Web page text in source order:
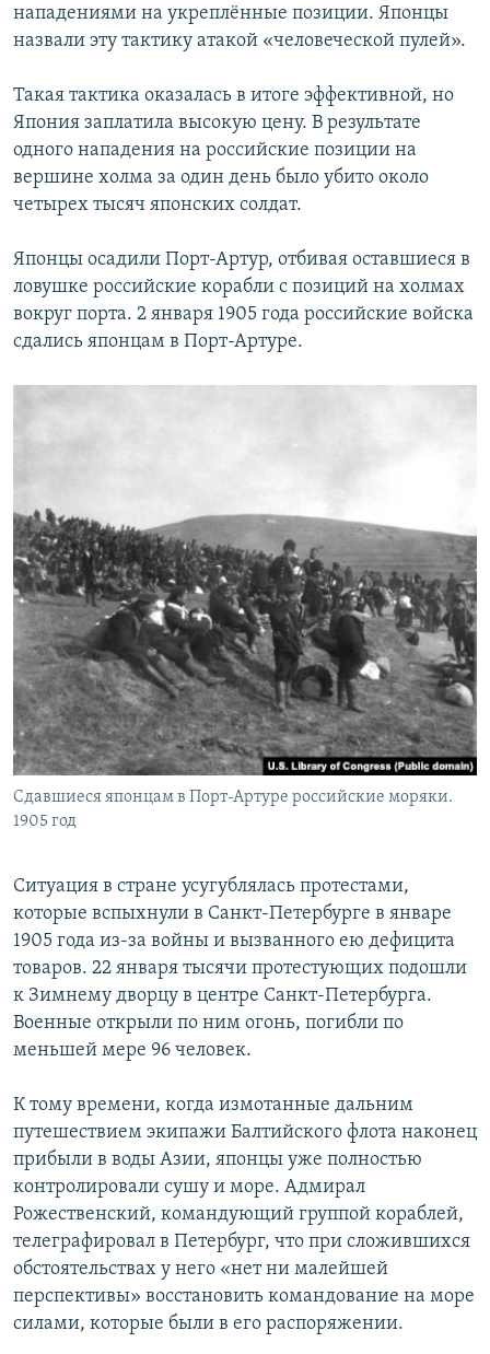
нападениями на укреплённые позиции. Японцы
назвали эту тактику атакой «человеческой пулей».
Такая тактика оказалась в итоге эффективной, но
Япония заплатила высокую цену. В результате
одного нападения на российские позиции на
вершине холма за один день было убито около
четырех тысяч японских солдат.
Японцы осадили Порт-Артур, отбивая оставшиеся в
ловушке российские корабли с позиций на холмах
вокруг порта. 2 января 1905 года российские войска
сдались японцам в Порт-Артуре.
Сдавшиеся японцам в Порт-Артуре российские моряки.
1905 год
Ситуация в стране усугублялась протестами,
которые вспыхнули в Санкт-Петербурге в январе
1905 года из-за войны и вызванного ею дефицита
товаров. 22 января тысячи протестующих подошли
к Зимнему дворцу в центре Санкт-Петербурга.
Военные открыли по ним огонь, погибли по
меньшей мере 96 человек.
К тому времени, когда измотанные дальним
путешествием экипажи Балтийского флота наконец
прибыли в воды Азии, японцы уже полностью
контролировали сушу и море. Адмирал
Рожественский, командующий группой кораблей,
телеграфировал в Петербург, что при сложившихся
обстоятельствах у него «нет ни малейшей
перспективы» восстановить командование на море
силами, которые были в его распоряжении.